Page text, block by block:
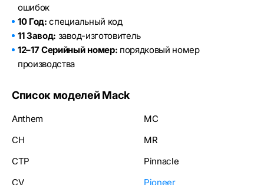
ошибок
10 Год: специальный код
11 Завод: завод-изготовитель
12–17 Серийный номер: порядковый номер
производства
Список моделей Mack
Anthem
CH
CTP
CV
MC
MR
Pinnacle
Pioneer